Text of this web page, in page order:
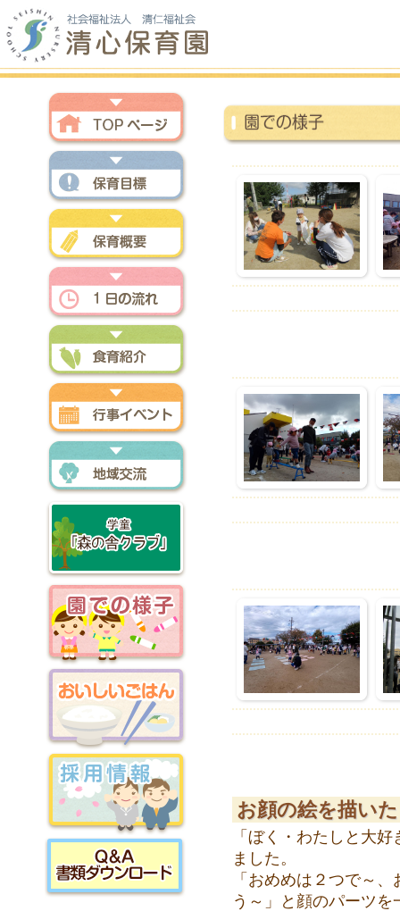
トップページ
保育方針
保育概要
一日の流れ
食育
行事イベント
地域交流
森の舎クラブ
園での様子
おいしいごはん
採用情報
お顔の絵を描い
「ぼく・わたしと大
ました。
「おめめは２つで～
う～」と顔のパーツ